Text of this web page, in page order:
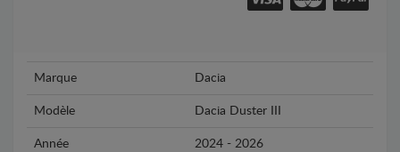
Marque Dacia
Modèle Dacia Duster III
Année 2024 - 2026